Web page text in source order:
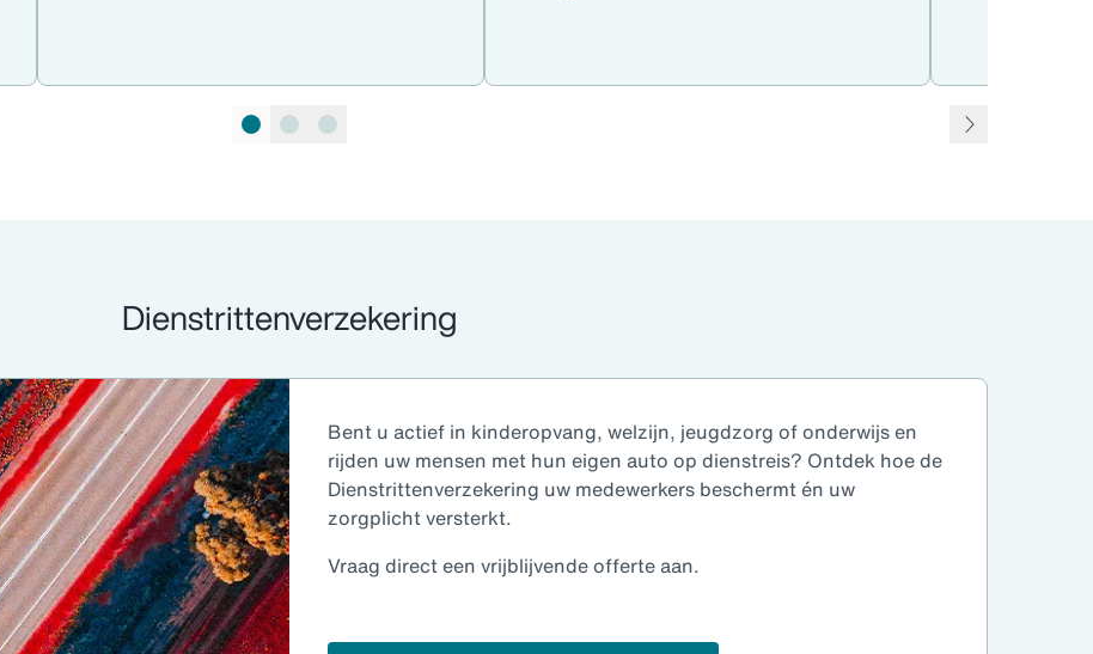
Dienstrittenverzekering
Bent u actief in kinderopvang, welzijn, jeugdzorg of onderwijs en
rijden uw mensen met hun eigen auto op dienstreis? Ontdek hoe de
Dienstrittenverzekering uw medewerkers beschermt én uw
zorgplicht versterkt.
Vraag direct een vrijblijvende offerte aan.